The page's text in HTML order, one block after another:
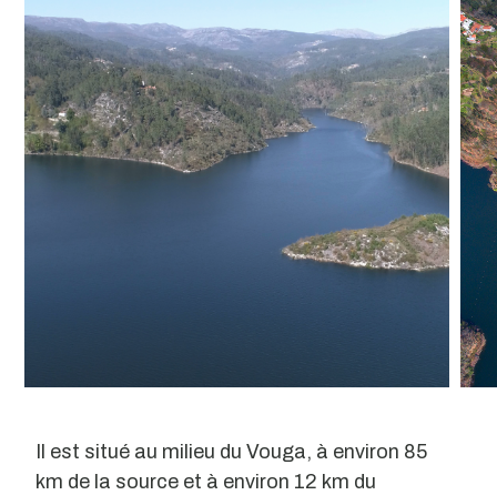
Il est situé au milieu du Vouga, à environ 85
km de la source et à environ 12 km du